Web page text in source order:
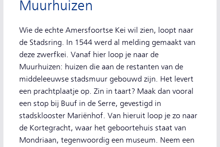
Muurhuizen
Wie de echte Amersfoortse Kei wil zien, loopt naar
de Stadsring. In 1544 werd al melding gemaakt van
deze zwerfkei. Vanaf hier loop je naar de
Muurhuizen: huizen die aan de restanten van de
middeleeuwse stadsmuur gebouwd zijn. Het levert
een prachtplaatje op. Zin in taart? Maak dan vooral
een stop bij Buuf in de Serre, gevestigd in
stadsklooster Mariënhof. Van hieruit loop je zo naar
de Kortegracht, waar het geboortehuis staat van
Mondriaan, tegenwoordig een museum. Neem een